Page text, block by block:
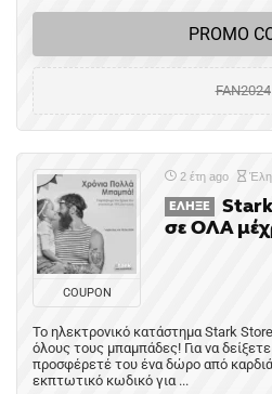
PROMO
FAN2024
COUPON
2 έτη ago
ΈΛΗΞΕ
σε ΟΛΑ
Το ηλεκτρονικό κατάστημα Stark
όλους τους μπαμπάδες! Για να
προσφέρετέ του ένα δώρο από
εκπτωτικό κωδικό για ...